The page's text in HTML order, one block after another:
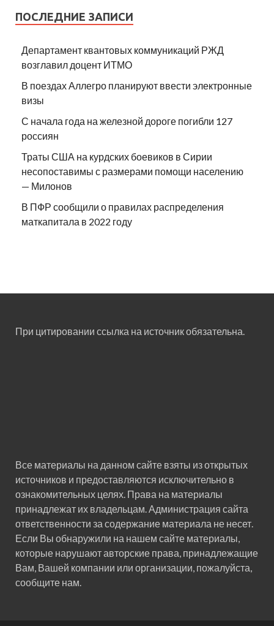
ПОСЛЕДНИЕ ЗАПИСИ
Департамент квантовых коммуникаций РЖД
возглавил доцент ИТМО
В поездах Аллегро планируют ввести электронные
визы
С начала года на железной дороге погибли 127
россиян
Траты США на курдских боевиков в Сирии
несопоставимы с размерами помощи населению
— Милонов
В ПФР сообщили о правилах распределения
маткапитала в 2022 году
При цитировании ссылка на источник обязательна.
Все материалы на данном сайте взяты из открытых
источников и предоставляются исключительно в
ознакомительных целях. Права на материалы
принадлежат их владельцам. Администрация сайта
ответственности за содержание материала не несет.
Если Вы обнаружили на нашем сайте материалы,
которые нарушают авторские права, принадлежащие
Вам, Вашей компании или организации, пожалуйста,
сообщите нам.